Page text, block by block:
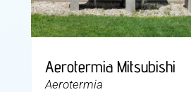
Aerotermia Mitsubishi
Aerotermia